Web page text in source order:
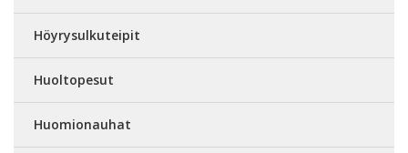
Höyrysulkuteipit
Huoltopesut
Huomionauhat